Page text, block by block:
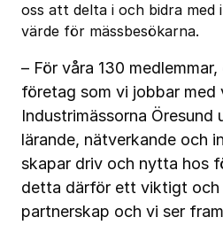
oss att delta i och bidra med
värde för mässbesökarna.
– För våra 130
företag som vi jobbar med
Industrimässorna Öresund
lärande, nätverkande och
skapar driv och nytta hos
detta därför ett viktigt
partnerskap och vi ser